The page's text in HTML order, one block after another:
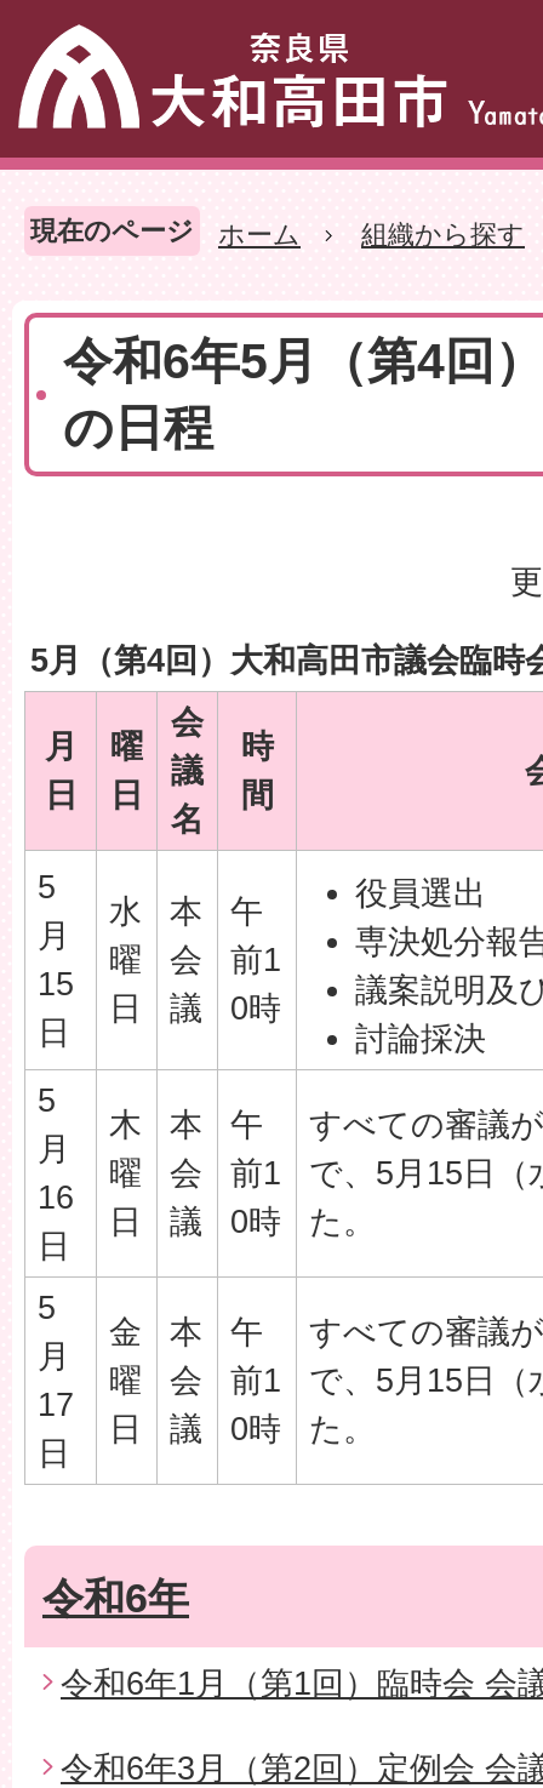
現在のページ ホーム 組織から探す
令和6年5月（第4回
の日程
5月（第4回）大和高田市議会臨時
月
日
曜
日
会
議
名
時
間
5
月
15
日
水
曜
日
本
会
議
午
前1
0時
役員選出
専決処分報
議案説明及
討論採決
5
月
16
日
木
曜
日
本
会
議
午
前1
0時
すべての審議
で、5月15日（
た。
5
月
17
日
金
曜
日
本
会
議
午
前1
0時
すべての審議
で、5月15日（
た。
令和6年
令和6年1月（第1回）臨時会 会
令和6年3月（第2回）定例会 会